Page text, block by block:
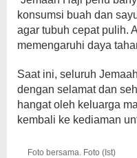
konsumsi buah dan
agar tubuh cepat pulih.
memengaruhi daya
Saat ini, seluruh
dengan selamat dan
hangat oleh keluarga
kembali ke kediaman
Foto bersama. Foto (Ist)